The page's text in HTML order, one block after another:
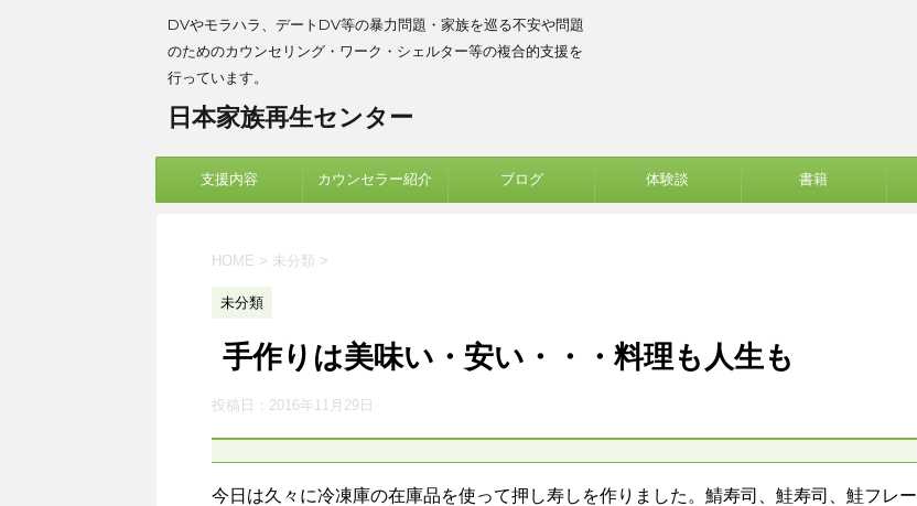
DVやモラハラ、デートDV等の暴力問題・家族を巡る不安や問題
のためのカウンセリング・ワーク・シェルター等の複合的支援を
行っています。
日本家族再生センター
支援内容 カウンセラー紹介 ブログ 体験談 書籍
HOME > 未分類 >
未分類
手作りは美味い・安い・・・料理も人生も
投稿日： 2016年11月29日
今日は久々に冷凍庫の在庫品を使って押し寿しを作りました。鯖寿司、鮭寿司、鮭フレー